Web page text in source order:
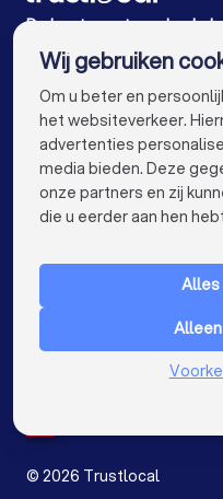
De beste
VOOR PARTICULIEREN
Nederland
© 2026 Trustlocal
Wij gebruiken
Om u beter en
het websiteverkeer.
advertenties
media bieden. Deze
onze partners en zij
die u eerder aan hen